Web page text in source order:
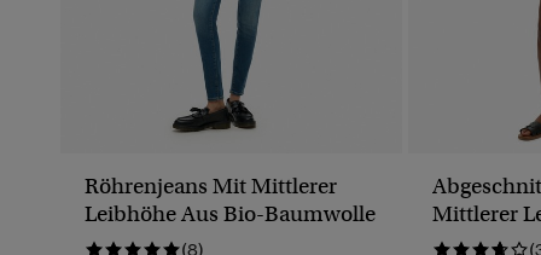
Röhrenjeans Mit Mittlerer
Leibhöhe Aus Bio-Baumwolle
(8)
Mittlerer